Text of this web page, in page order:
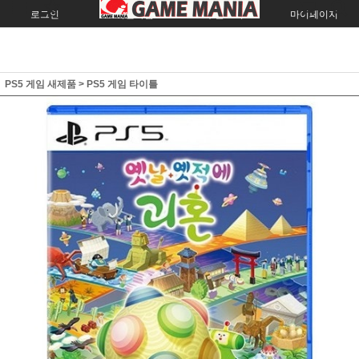
로그인 회원가입 주문조회 마이페이지
PS5 게임 새제품 > PS5 게임 타이틀